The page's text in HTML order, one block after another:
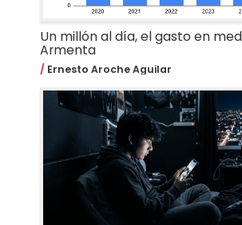
Un millón al día, el gasto en
Armenta
Ernesto Aroche Aguilar